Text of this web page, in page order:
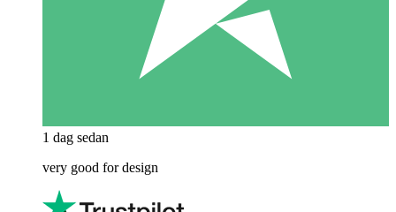
1 dag sedan
very good for design